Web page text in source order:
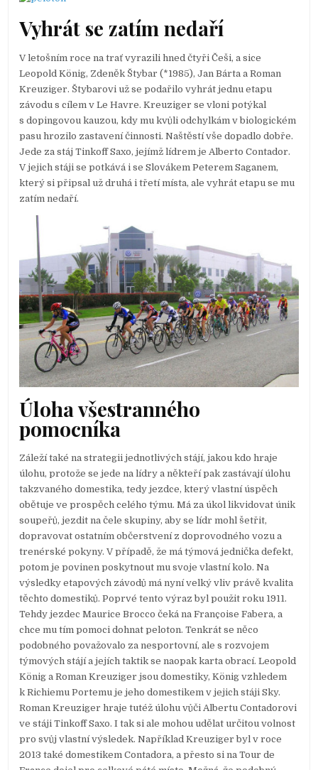
Vyhrát se zatím nedaří
V letošním roce na trať vyrazili hned čtyři Češi, a sice
Leopold König, Zdeněk Štybar (*1985), Jan Bárta a Roman
Kreuziger. Štybarovi už se podařilo vyhrát jednu etapu
závodu s cílem v Le Havre. Kreuziger se vloni potýkal
s dopingovou kauzou, kdy mu kvůli odchylkám v biologickém
pasu hrozilo zastavení činnosti. Naštěstí vše dopadlo dobře.
Jede za stáj Tinkoff Saxo, jejímž lídrem je Alberto Contador.
V jejich stáji se potkává i se Slovákem Peterem Saganem,
který si připsal už druhá i třetí místa, ale vyhrát etapu se mu
zatím nedaří.
Úloha všestranného
pomocníka
Záleží také na strategii jednotlivých stájí, jakou kdo hraje
úlohu, protože se jede na lídry a někteří pak zastávají úlohu
takzvaného domestika, tedy jezdce, který vlastní úspěch
obětuje ve prospěch celého týmu. Má za úkol likvidovat únik
soupeřů, jezdit na čele skupiny, aby se lídr mohl šetřit,
dopravovat ostatním občerstvení z doprovodného vozu a
trenérské pokyny. V případě, že má týmová jednička defekt,
potom je povinen poskytnout mu svoje vlastní kolo. Na
výsledky etapových závodů má nyní velký vliv právě kvalita
těchto domestiků. Poprvé tento výraz byl použit roku 1911.
Tehdy jezdec Maurice Brocco čeká na Françoise Fabera, a
chce mu tím pomoci dohnat peloton. Tenkrát se něco
podobného považovalo za nesportovní, ale s rozvojem
týmových stájí a jejích taktik se naopak karta obrací. Leopold
König a Roman Kreuziger jsou domestiky, König vzhledem
k Richiemu Portemu je jeho domestikem v jejich stáji Sky.
Roman Kreuziger hraje tutéž úlohu vůči Albertu Contadorovi
ve stáji Tinkoff Saxo. I tak si ale mohou udělat určitou volnost
pro svůj vlastní výsledek. Například Kreuziger byl v roce
2013 také domestikem Contadora, a přesto si na Tour de